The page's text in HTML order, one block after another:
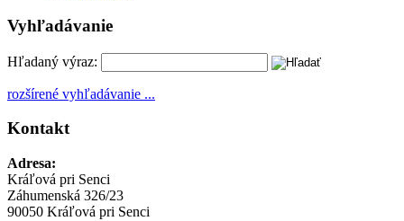
Vyhľadávanie
Hľadaný výraz:
rozšírené vyhľadávanie ...
Kontakt
Adresa:
Kráľová pri Senci
Záhumenská 326/23
90050 Kráľová pri Senci